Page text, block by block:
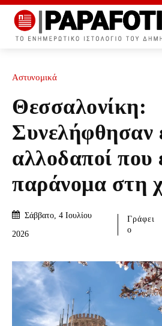
Αστυνομικά
Θεσσαλονίκη:
Συνελήφθησαν
αλλοδαποί που
παράνομα στη
Σάββατο, 4 Ιουλίου
2026
Γράφει
ο